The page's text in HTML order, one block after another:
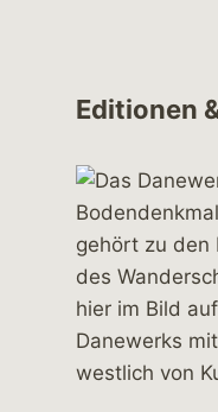
Editionen